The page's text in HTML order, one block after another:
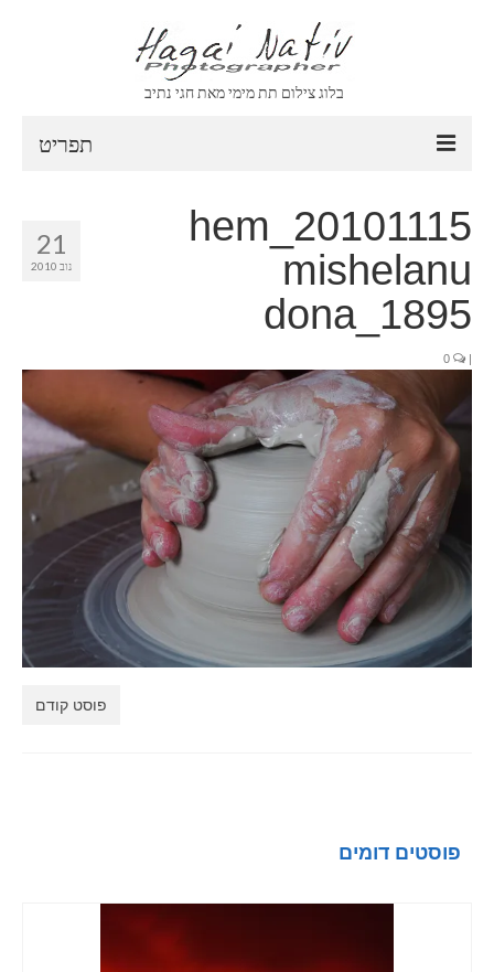
בלוג צילום תת מימי מאת חגי נתיב
תפריט
ABOUT
ARCHIVE
ARCHIVE
SEARCH
CLIENT AREA
LIGHTBOX
CART
PORTFOLIO
BLOG
21
נוב 2010
20101115_hem
mishelanu
dona_1895
|
פוסט קודם
פוסטים דומים